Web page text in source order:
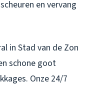
en vervang
in Stad van de Zon
schone goot
Onze 24/7